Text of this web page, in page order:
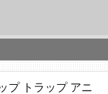
プ トラップ アニ